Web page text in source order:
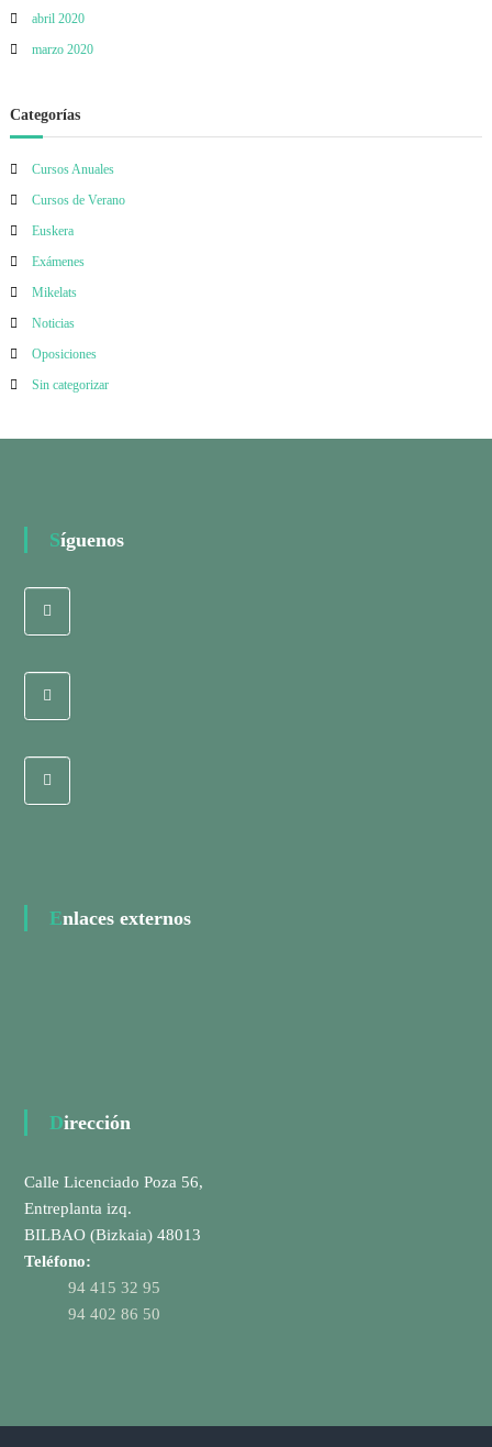
abril 2020
marzo 2020
Categorías
Cursos Anuales
Cursos de Verano
Euskera
Exámenes
Mikelats
Noticias
Oposiciones
Sin categorizar
Síguenos
Enlaces externos
Dirección
Calle Licenciado Poza 56,
Entreplanta izq.
BILBAO (Bizkaia) 48013
Teléfono:
94 415 32 95
94 402 86 50